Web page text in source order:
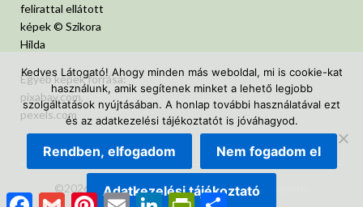
felirattal ellátott
képek © Szikora
Hilda
Egyéb képek forrása:
pixabay.com,
pexels.com
©2026 GyógyfüvesKertem| Design:Newspaperly
WordPress Theme
Facebook
Gmail Pinterest
Email LinkedInPrintFriendly
Ossza
Kedves Látogató! Ahogy minden más weboldal, mi is cookie-kat
használunk, amik segítenek minket a lehető legjobb
szolgáltatások nyújtásában. A honlap további használatával ezt
és az adatkezelési tájékoztatót is jóváhagyod.
Rendben, elfogadom Nem fogadom el
Adatkezelési tájékoztató